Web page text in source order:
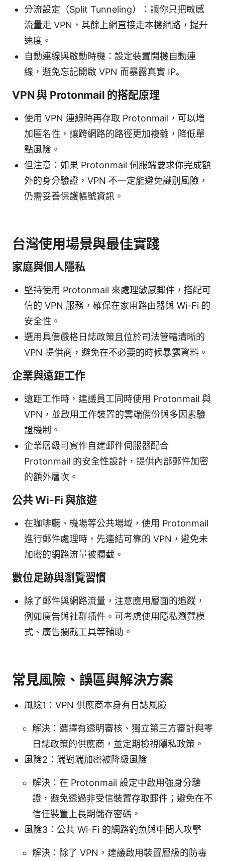
分流設定（Split Tunneling）：讓你只把敏感
流量走 VPN，其餘上網直接走本機網路，提升
速度。
自動連線與啟動時機：設定裝置開機自動連
線，避免忘記開啟 VPN 而暴露真實 IP。
VPN 與 Protonmail 的搭配原理
使用 VPN 連線時再存取 Protonmail，可以增
加匿名性，讓跨網路的路徑更加複雜，降低單
點風險。
但注意：如果 Protonmail 伺服端要求你完成額
外的身分驗證，VPN 不一定能避免識別風險，
仍需妥善保護帳號資訊。
台灣使用場景與最佳實踐
家庭與個人隱私
堅持使用 Protonmail 來處理敏感郵件，搭配可
信的 VPN 服務，確保在家用路由器與 Wi-Fi 的
安全性。
選用具備嚴格日誌政策且位於司法管轄清晰的
VPN 提供商，避免在不必要的時候暴露資料。
企業與遠距工作
遠距工作時，建議員工同時使用 Protonmail 與
VPN，並啟用工作裝置的雲端備份與多因素驗
證機制。
企業層級可實作自建郵件伺服器配合
Protonmail 的安全性設計，提供內部郵件加密
的額外層次。
公共 Wi-Fi 與旅遊
在咖啡廳、機場等公共場域，使用 Protonmail
進行郵件處理時，先連結可靠的 VPN，避免未
加密的網路流量被攔截。
數位足跡與瀏覽習慣
除了郵件與網路流量，注意應用層面的追蹤，
例如廣告與社群插件。可考慮使用隱私瀏覽模
式、廣告攔截工具等輔助。
常見風險、誤區與解決方案
風險1：VPN 供應商本身有日誌風險
解決：選擇有透明審核、獨立第三方審計與零
日誌政策的供應商，並定期檢視隱私政策。
風險2：端對端加密被降級風險
解決：在 Protonmail 設定中啟用強身分驗
證，避免透過非受信裝置存取郵件；避免在不
信任裝置上長期儲存密碼。
風險3：公共 Wi-Fi 的網路釣魚與中間人攻擊
解決：除了 VPN，建議啟用裝置層級的防毒